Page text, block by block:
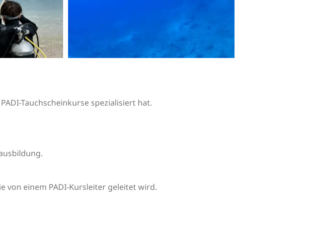
Tauchscheinkurse spezialisiert hat.
von einem PADI-Kursleiter geleitet wird.